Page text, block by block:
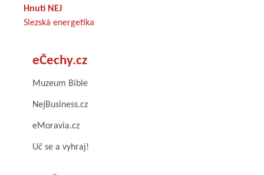
Hnutí NEJ
Slezská energetika
eČechy.cz
Muzeum Bible
NejBusiness.cz
eMoravia.cz
Uč se a vyhraj!